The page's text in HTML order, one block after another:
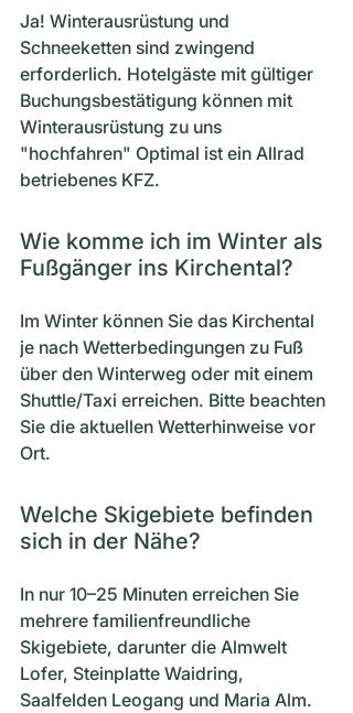
Ja! Winterausrüstung und
Schneeketten sind zwingend
erforderlich. Hotelgäste mit gültiger
Buchungsbestätigung können mit
Winterausrüstung zu uns
"hochfahren" Optimal ist ein Allrad
betriebenes KFZ.
Wie komme ich im Winter als
Fußgänger ins Kirchental?
Im Winter können Sie das Kirchental
je nach Wetterbedingungen zu Fuß
über den Winterweg oder mit einem
Shuttle/Taxi erreichen. Bitte beachten
Sie die aktuellen Wetterhinweise vor
Ort.
Welche Skigebiete befinden
sich in der Nähe?
In nur 10–25 Minuten erreichen Sie
mehrere familienfreundliche
Skigebiete, darunter die Almwelt
Lofer, Steinplatte Waidring,
Saalfelden Leogang und Maria Alm.